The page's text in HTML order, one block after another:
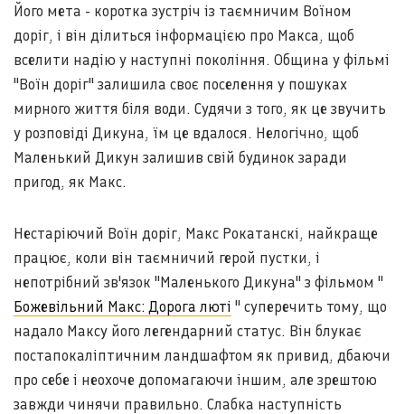
Його мета - коротка зустріч із таємничим Воїном
доріг, і він ділиться інформацією про Макса, щоб
вселити надію у наступні покоління. Община у фільмі
"Воїн доріг" залишила своє поселення у пошуках
мирного життя біля води. Судячи з того, як це звучить
у розповіді Дикуна, їм це вдалося. Нелогічно, щоб
Маленький Дикун залишив свій будинок заради
пригод, як Макс.
Нестаріючий Воїн доріг, Макс Рокатанскі, найкраще
працює, коли він таємничий герой пустки, і
непотрібний зв'язок "Маленького Дикуна" з фільмом "
Божевільний Макс: Дорога люті " суперечить тому, що
надало Максу його легендарний статус. Він блукає
постапокаліптичним ландшафтом як привид, дбаючи
про себе і неохоче допомагаючи іншим, але зрештою
завжди чинячи правильно. Слабка наступність